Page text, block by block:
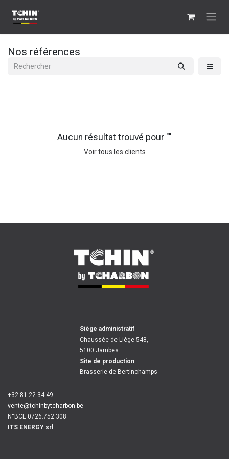
Nos références
Aucun résultat trouvé pour ""
Voir tous les clients
Siège administratif
Chaussée de Liège 548,
5100 Jambes
Site de production
Brasserie de Bertinchamps
+32 81 22 34 49
vente@tchinbytcharbon.be
N°BCE 0726.752.308
ITS ENERGY srl